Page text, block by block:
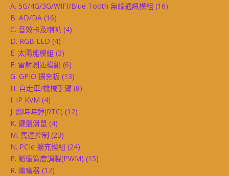
A. 5G/4G/3G/WIFI/Blue Tooth 無線通訊模組 (16)
B. AD/DA (16)
C. 音效卡及喇叭 (4)
D. RGB LED (4)
E. 太陽能模組 (3)
F. 雷射測距模組 (6)
G. GPIO 擴充板 (13)
H. 自走車/機械手臂 (8)
I. IP KVM (4)
J. 即時時鐘(RTC) (12)
K. 鍵盤滑鼠 (4)
M. 馬達控制 (23)
N. PCIe 擴充模組 (24)
P. 脈衝寬度調製(PWM) (15)
R. 繼電器 (17)